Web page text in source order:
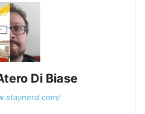
Di Biase